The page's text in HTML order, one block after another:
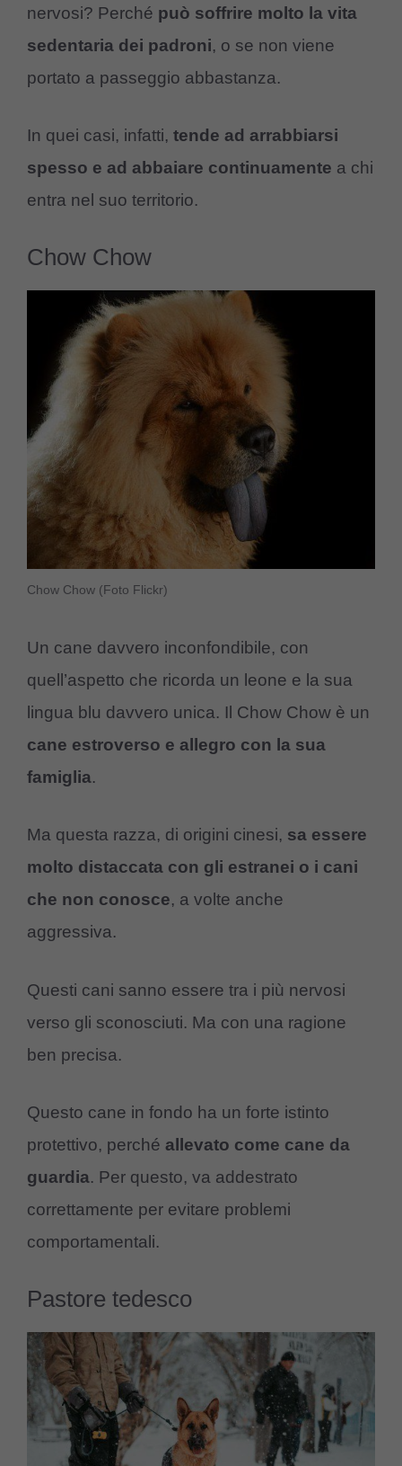
nervosi? Perché può soffrire molto la vita
sedentaria dei padroni, o se non viene
portato a passeggio abbastanza.
In quei casi, infatti, tende ad arrabbiarsi
spesso e ad abbaiare continuamente a chi
entra nel suo territorio.
Chow Chow
Chow Chow (Foto Flickr)
Un cane davvero inconfondibile, con
quell’aspetto che ricorda un leone e la sua
lingua blu davvero unica. Il Chow Chow è un
cane estroverso e allegro con la sua
famiglia.
Ma questa razza, di origini cinesi, sa essere
molto distaccata con gli estranei o i cani
che non conosce, a volte anche
aggressiva.
Questi cani sanno essere tra i più nervosi
verso gli sconosciuti. Ma con una ragione
ben precisa.
Questo cane in fondo ha un forte istinto
protettivo, perché allevato come cane da
guardia. Per questo, va addestrato
correttamente per evitare problemi
comportamentali.
Pastore tedesco